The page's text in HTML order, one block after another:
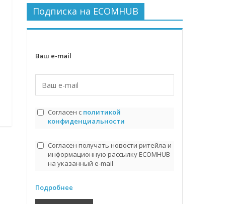
Подписка на ECOMHUB
Ваш e-mail
Согласен с политикой
конфиденциальности
Согласен получать новости ритейла и
информационную рассылку ECOMHUB
на указанный e-mail
Подробнее